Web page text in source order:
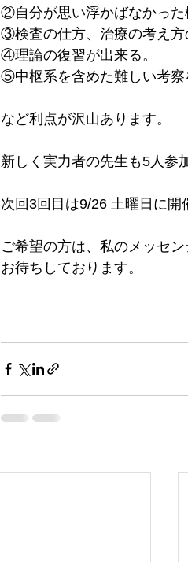
②自分が思い浮かばなかった
③検査の仕方、治療の考え方
④理論の復習が出来る。
⑤中枢系を含めた難しい考察
など利点が沢山あります。
新しく実力者の先生も5人参
次回3回目は9/26 土曜日に開
ご希望の方は、私のメッセ
お待ちしております。